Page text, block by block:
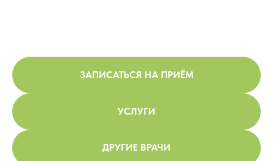
ЗАПИСАТЬСЯ НА ПРИЁМ
УСЛУГИ
ДРУГИЕ ВРАЧИ